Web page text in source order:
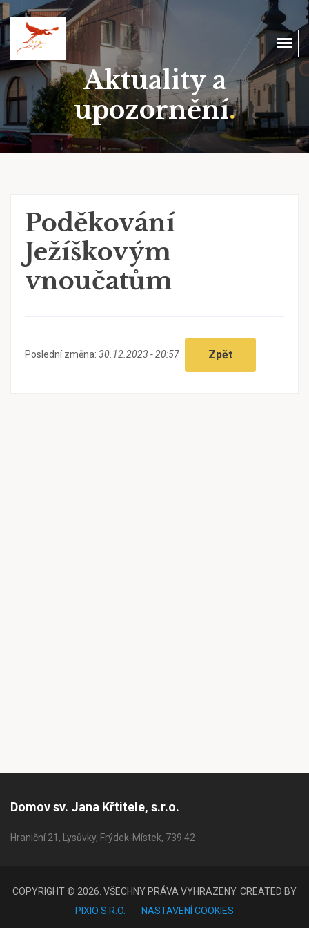
Aktuality a
upozornění.
Poděkování
Ježíškovým
vnoučatům
Poslední změna: 30.12.2023 - 20:57 Zpět
Domov sv. Jana Křtitele, s.r.o.
Hraniční 21, Lysůvky, Frýdek-Místek, 739 42
COPYRIGHT © 2026. VŠECHNY PRÁVA VYHRAZENY. CREATED BY
PIXIO S.R.O.
NASTAVENÍ COOKIES